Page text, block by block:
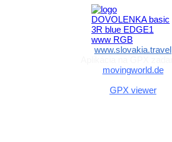
www.slovakia.travel
movingworld.de
GPX viewer